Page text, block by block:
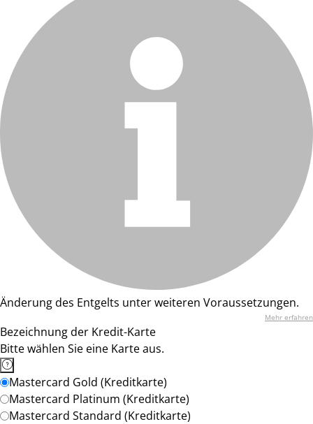
Änderung des Entgelts unter weiteren Voraussetzungen.
Mehr erfahren
Bezeichnung der Kredit-Karte
Bitte wählen Sie eine Karte aus.
Mastercard Gold (Kreditkarte)
Mastercard Platinum (Kreditkarte)
Mastercard Standard (Kreditkarte)